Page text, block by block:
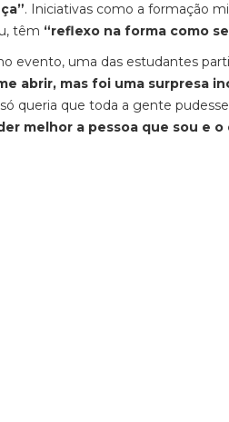
. Iniciativas como a formação
têm “reflexo na forma como
evento, uma das estudantes
abrir, mas foi uma surpresa
queria que toda a gente
melhor a pessoa que sou e o